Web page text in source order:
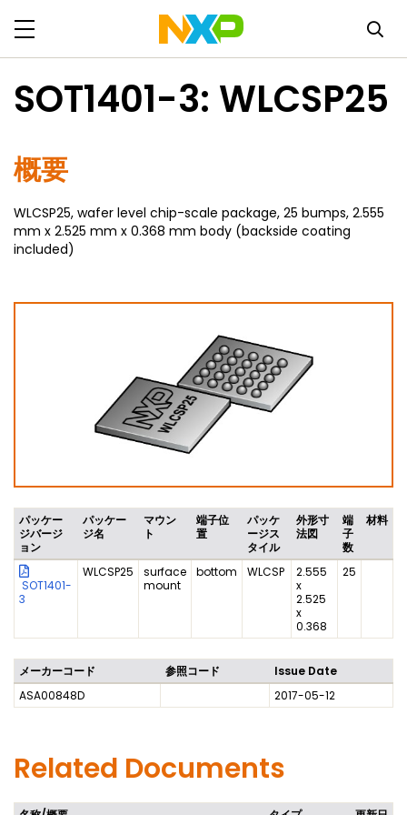
SOT1401-3: WLCSP25
概要
WLCSP25, wafer level chip-scale package, 25 bumps, 2.555
mm x 2.525 mm x 0.368 mm body (backside coating
included)
パッケー
ジバージ
ョン
パッケー
ジ名
マウン
ト
端子位
置
パッケ
ージス
タイル
外形寸
法図
端
子
数
材料
SOT1401-
3
WLCSP25
surface
mount
bottom WLCSP
2.555
x
2.525
x
0.368
25
メーカーコード 参照コード
Issue Date
ASA00848D
2017-05-12
Related Documents